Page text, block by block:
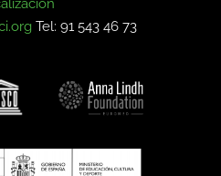
Tel: 91 543 46 73